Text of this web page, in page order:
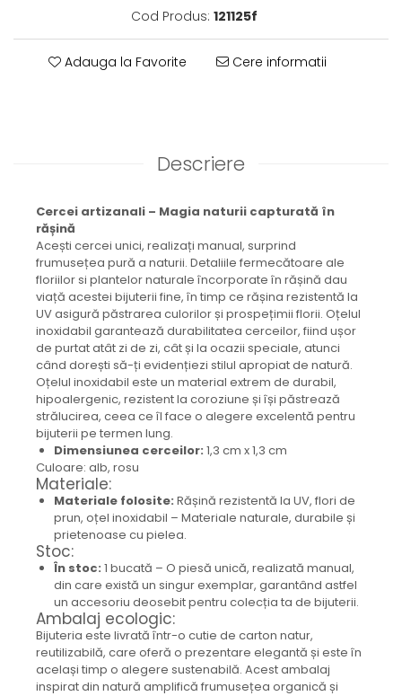
Colier / Pandantiv
Colier / Pandantiv
Cercei
Suport bijuterii
Bijuterii cu cristale naturale
Colier / Pandantiv
Cercei
Brățară
Set bijuterii
Bijuterii din lemn
Colier / Pandantiv
Cercei
Set bijuterii
Brățară
Bijuterii fără metal
Brățară
Bijuterii - Alte
Suport bijuterii
Semn de carte
Accesorii
Produse personalizate (mărturii)
Produse zero waste
Cod Produs: 121125f
Adauga la Favorite Cere informatii
Descriere
Cercei artizanali – Magia naturii capturată în
rășină
Acești cercei unici, realizați manual, surprind
frumusețea pură a naturii. Detaliile fermecătoare ale
floriilor si plantelor naturale încorporate în rășină dau
viață acestei bijuterii fine, în timp ce rășina rezistentă la
UV asigură păstrarea culorilor și prospețimii florii. Oțelul
inoxidabil garantează durabilitatea cerceilor, fiind ușor
de purtat atât zi de zi, cât și la ocazii speciale, atunci
când dorești să-ți evidențiezi stilul apropiat de natură.
Oțelul inoxidabil este un material extrem de durabil,
hipoalergenic, rezistent la coroziune și își păstrează
strălucirea, ceea ce îl face o alegere excelentă pentru
bijuterii pe termen lung.
Dimensiunea cerceilor: 1,3 cm x 1,3 cm
Culoare: alb, rosu
Materiale:
Materiale folosite: Rășină rezistentă la UV, flori de
prun, oțel inoxidabil – Materiale naturale, durabile și
prietenoase cu pielea.
Stoc:
În stoc: 1 bucată – O piesă unică, realizată manual,
din care există un singur exemplar, garantând astfel
un accesoriu deosebit pentru colecția ta de bijuterii.
Ambalaj ecologic:
Bijuteria este livrată într-o cutie de carton natur,
reutilizabilă, care oferă o prezentare elegantă și este în
același timp o alegere sustenabilă. Acest ambalaj
inspirat din natură amplifică frumusețea organică și